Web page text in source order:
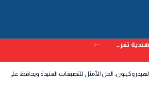
سفينة هندية تغرق قبالة سواحل اليمن بعد تعرضها للإصابة بمقذوف
الحل الأمثل للتصبغات العنيدة ويحافظ على